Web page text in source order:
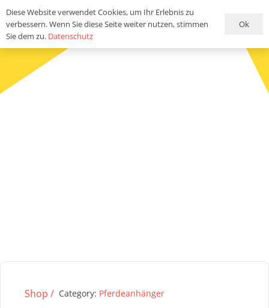
Shop / Category: Pferdeanhänger
Diese Website verwendet Cookies, um Ihr Erlebnis zu
verbessern. Wenn Sie diese Seite weiter nutzen, stimmen
Sie dem zu. Datenschutz
Ok